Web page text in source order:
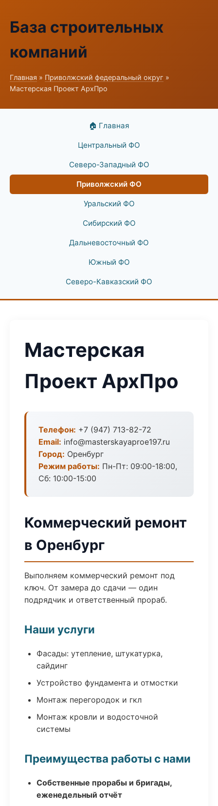
База строительных
компаний
Главная » Приволжский федеральный округ »
Мастерская Проект АрхПро
🏠 Главная
Центральный ФО
Северо-Западный ФО
Приволжский ФО
Уральский ФО
Сибирский ФО
Дальневосточный ФО
Южный ФО
Северо-Кавказский ФО
Мастерская
Проект АрхПро
Телефон: +7 (947) 713-82-72
Email: info@masterskayaproe197.ru
Город: Оренбург
Режим работы: Пн-Пт: 09:00-18:00,
Сб: 10:00-15:00
Коммерческий ремонт
в Оренбург
Выполняем коммерческий ремонт под
ключ. От замера до сдачи — один
подрядчик и ответственный прораб.
Наши услуги
Фасады: утепление, штукатурка,
сайдинг
Устройство фундамента и отмостки
Монтаж перегородок и гкл
Монтаж кровли и водосточной
системы
Преимущества работы с нами
Собственные прорабы и бригады,
еженедельный отчёт